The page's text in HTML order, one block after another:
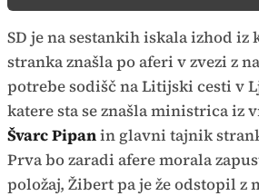
SD je na sestankih iskala izhod iz
stranka znašla po aferi v zvezi z
potrebe sodišč na Litijski cesti v
katere sta se znašla ministrica iz
Švarc Pipanin glavni tajnik
Prva bo zaradi afere morala
položaj, Žibert pa je že odstopil z